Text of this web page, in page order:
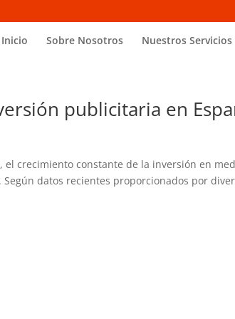
Inicio Sobre Nosotros Nuestros Servicios
publicitaria en
crecimiento constante de la inversión en
datos recientes proporcionados por